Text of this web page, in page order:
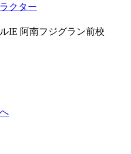
クター
IE 阿南フジグラン前校